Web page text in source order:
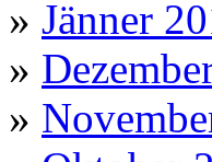
» Jänner
»
»